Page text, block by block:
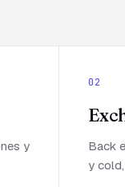
y
02
Back
y